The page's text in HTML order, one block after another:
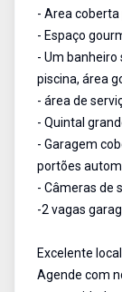
- Area
- Espaço
- Um banheiro
piscina, área
- área de
- Quintal
- Garagem
portões
- Câmeras de
-2 vagas
Excelente
Agende com